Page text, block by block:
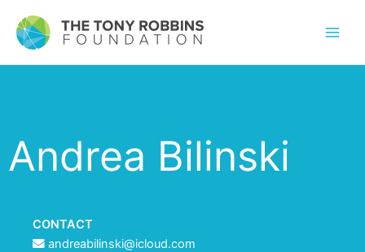
Andrea Bilinski
CONTACT
andreabilinski@icloud.com